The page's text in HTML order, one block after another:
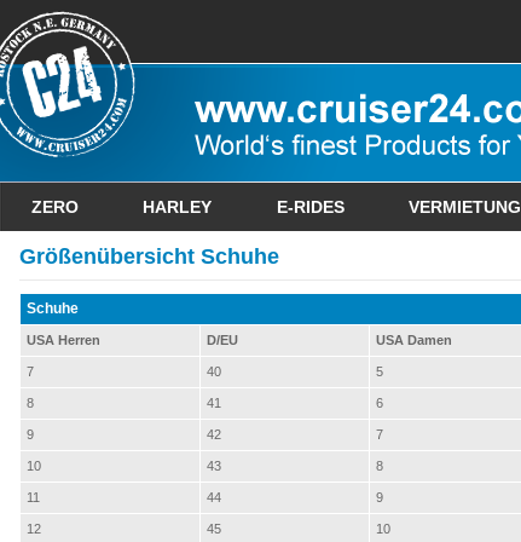
ZERO HARLEY E-RIDES VERMIETUNG
Größenübersicht Schuhe
Schuhe
USA Herren D/EU USA Damen
7 40 5
8 41 6
9 42 7
10 43 8
11 44 9
12 45 10